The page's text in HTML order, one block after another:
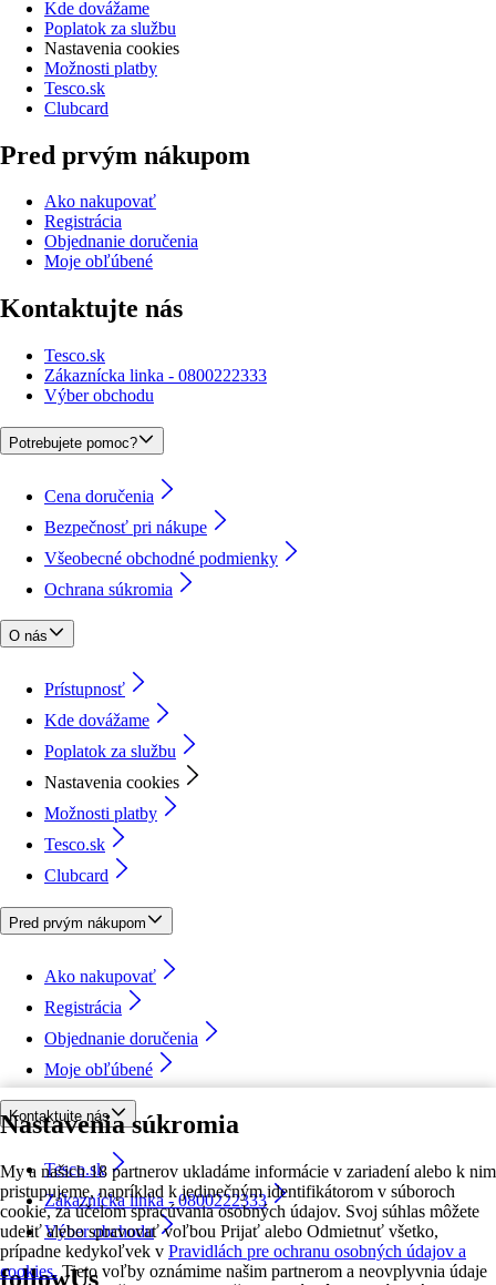
Nastavenia súkromia
My a našich 18 partnerov ukladáme informácie v zariadení alebo k nim
pristupujeme, napríklad k jedinečným identifikátorom v súboroch
cookie, za účelom spracúvania osobných údajov. Svoj súhlas môžete
udeliť alebo spravovať voľbou Prijať alebo Odmietnuť všetko,
prípadne kedykoľvek v Pravidlách pre ochranu osobných údajov a
cookies. Tieto voľby oznámime našim partnerom a neovplyvnia údaje
Kde dovážame
Poplatok za službu
Nastavenia cookies
Možnosti platby
Tesco.sk
Clubcard
Pred prvým nákupom
Ako nakupovať
Registrácia
Objednanie doručenia
Moje obľúbené
Kontaktujte nás
Tesco.sk
Zákaznícka linka - 0800222333
Výber obchodu
Potrebujete pomoc?
Cena doručenia
Bezpečnosť pri nákupe
Všeobecné obchodné podmienky
Ochrana súkromia
O nás
Prístupnosť
Kde dovážame
Poplatok za službu
Nastavenia cookies
Možnosti platby
Tesco.sk
Clubcard
Pred prvým nákupom
Ako nakupovať
Registrácia
Objednanie doručenia
Moje obľúbené
Kontaktujte nás
Tesco.sk
Zákaznícka linka - 0800222333
Výber obchodu
followUs